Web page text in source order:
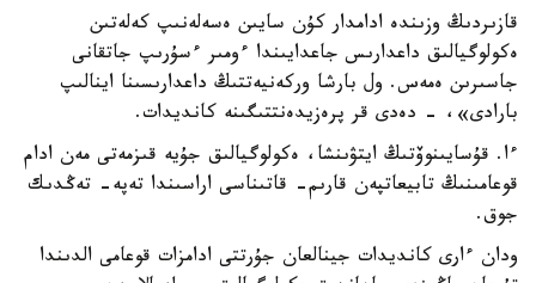
قازىردىڭ وزىندە ادامدار كۇن سايىن ەسەلەنىپ كەلەتىن
ەكولوگيالىق داعدارىس جاعدايىندا ءومىر ءسۇرىپ جاتقانى
جاسىرىن ەمەس. ول بارشا وركەنيەتتىڭ داعدارىسىنا اينالىپ
بارادى»، - دەدى قر پرەزيدەنتتىگىنە كانديدات.
ءا. قۇسايىنوۆتىڭ ايتۋىنشا، ەكولوگيالىق جۇيە قىزمەتى مەن ادام
قوعامىنىڭ تابيعاتپەن قارىم- قاتىناسى اراسىندا تەپە- تەڭدىك
جوق.
ودان ءارى كانديدات جينالعان جۇرتتى ادامزات قوعامى الدىندا